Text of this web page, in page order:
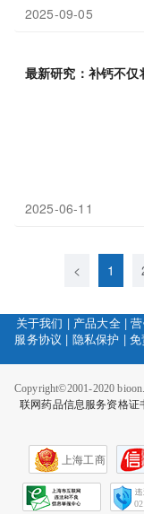
2025-09-05
最新研究：补钙不仅
2025-06-11
< 1
关于我们 | 产品大全|
服务协议 | 隐私保护 |
Copyright©2001-2020
联网药品信息服务资格证
上海工商